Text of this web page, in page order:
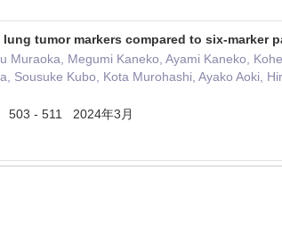
tumor markers compared to six-marker
Muraoka, Megumi Kaneko, Ayami Kaneko,
Sousuke Kubo, Kota Murohashi, Ayako Aoki,
503 - 511 2024年3月